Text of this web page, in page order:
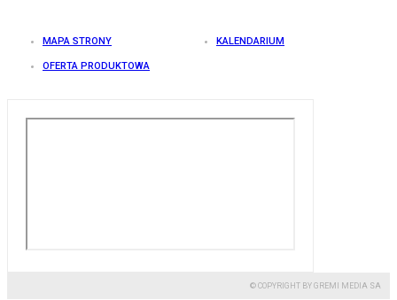
MAPA STRONY KALENDARIUM
OFERTA PRODUKTOWA
© COPYRIGHT BY GREMI MEDIA SA